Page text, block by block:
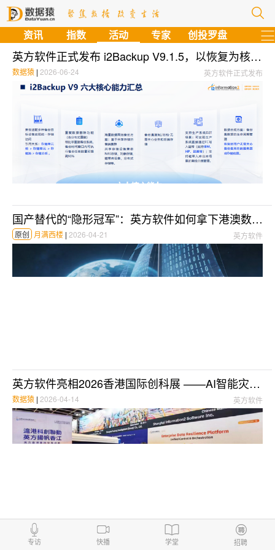
资讯 指数 活动 专家 创投罗盘
英方软件正式发布 i2Backup V9.1.5，以恢复为核心，助力全球企业强化数据韧性
英方软件正式发布
数据猿 | 2026-06-24
国产替代的“隐形冠军”：英方软件如何拿下港澳数据市场？
英方软件
原创 月满西楼 | 2026-04-21
英方软件亮相2026香港国际创科展 ——AI智能灾备与跨境数据流动引领港澳数字韧性
英方软件
数据猿 | 2026-04-14
专访 快播 学堂 招聘